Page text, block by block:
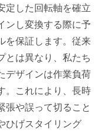
定した回転軸を確立
ンし変換する際に予
を保証します。従来
とは異なり、私たち
デザインは作業負荷
。これにより、長時
張や誤って切ること
ひげスタイリング